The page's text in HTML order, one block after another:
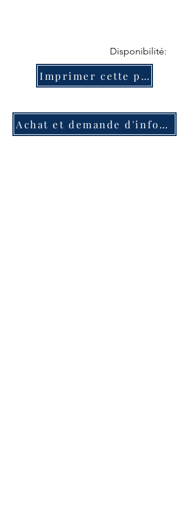
Disponibilité:
Imprimer cette page
Achat et demande d'information